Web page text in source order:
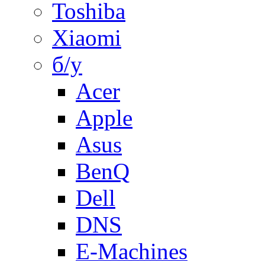
Toshiba
Xiaomi
б/у
Acer
Apple
Asus
BenQ
Dell
DNS
E-Machines